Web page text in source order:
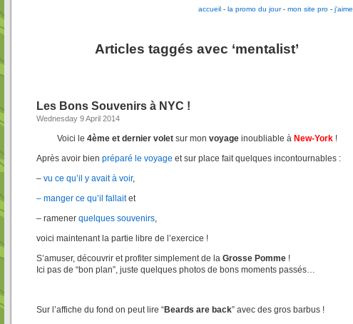
accueil- la promo du jour- mon site pro- j'aime
Articles taggés avec ‘mentalist’
Les Bons Souvenirs à NYC !
Wednesday 9 April 2014
Voici le 4ème et dernier voletsur mon voyageinoubliable à New-York!
Après avoir bien préparé le voyage et sur place fait quelques incontournables :
– vu ce qu’il y avait à voir,
– manger ce qu’il fallaitet
– ramener quelques souvenirs,
voici maintenant la partie libre de l’exercice !
S’amuser, découvrir et profiter simplement de la Grosse Pomme !
Ici pas de “bon plan”, juste quelques photos de bons moments passés…
Sur l’affiche du fond on peut lire “Beards are back” avec des gros barbus !